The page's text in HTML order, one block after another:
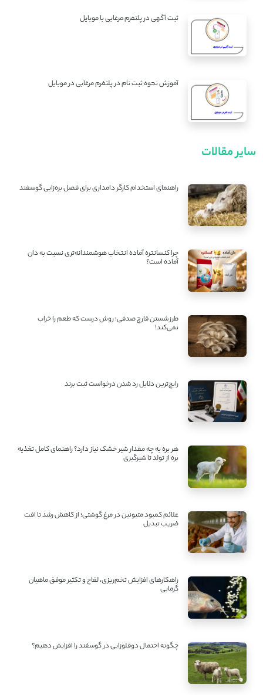
ثبت آگهی در پلتفرم مرغابی با موبایل
آموزش نحوه ثبت نام در پلتفرم مرغابی در موبایل
سایر مقالات
راهنمای استخدام کارگر دامداری برای فصل بره‌زایی گوسفند
چرا کنسانتره آماده انتخاب هوشمندانه‌تری نسبت به دان
آماده است؟
طرز شستن قارچ صدفی؛ روش درست که طعم را خراب
نمی‌کند!
رایج‌ترین دلایل رد شدن درخواست ثبت برند
هر بره به چه مقدار شیر خشک نیاز دارد؟ راهنمای کامل تغذیه
بره از تولد تا شیرگیری
علائم کمبود متیونین در مرغ گوشتی؛ از کاهش رشد تا افت
ضریب تبدیل
راهکارهای افزایش تخم‌ریزی، لقاح و تکثیر موفق ماهیان
گرمابی
چگونه احتمال دوقلوزایی در گوسفند را افزایش دهیم؟